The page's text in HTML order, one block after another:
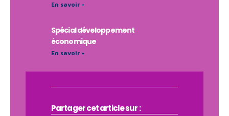
En savoir +
Spécial développement
économique
En savoir +
Partager cet article sur :